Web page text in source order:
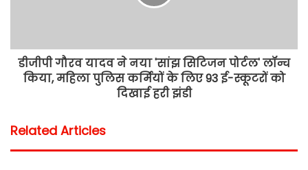
डीजीपी गौरव यादव ने नया 'सांझ सिटिजन पोर्टल' लॉन्च
किया, महिला पुलिस कर्मियों के लिए 93 ई-स्कूटरों को
दिखाई हरी झंडी
Related Articles